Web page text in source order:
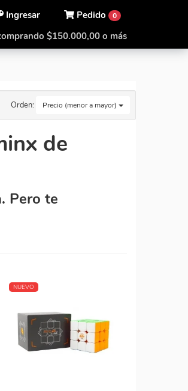
Pedido 0
Ingresar
$150.000,00 o más
Orden: Precio (menor a mayor)
de
Pero te
NUEVO